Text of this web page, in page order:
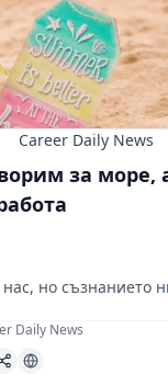
Career Daily News
за море,
но съзнанието
Daily News